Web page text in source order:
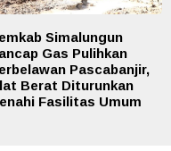
Simalungun
Gas Pulihkan
Pascabanjir,
Berat Diturunkan
Fasilitas Umum